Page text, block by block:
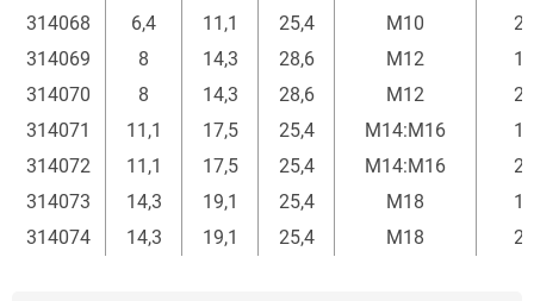
314068
6,4 11,1 25,4 M10
20
314069
8 14,3 28,6 M12
10
314070
8 14,3 28,6 M12
20
314071
11,1 17,5 25,4 M14:M16
10
314072
11,1 17,5 25,4 M14:M16
20
314073
14,3 19,1 25,4 M18
10
314074
14,3 19,1 25,4 M18 20